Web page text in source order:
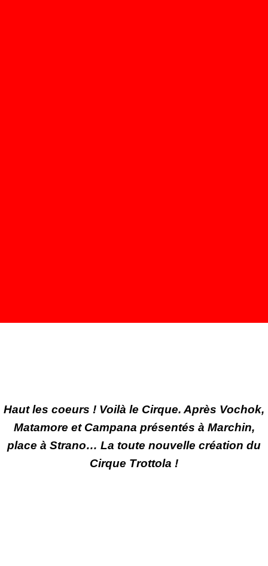
Haut les coeurs ! Voilà le Cirque. Après Vochok,
Matamore et Campana présentés à Marchin,
place à Strano… La toute nouvelle création du
Cirque Trottola !